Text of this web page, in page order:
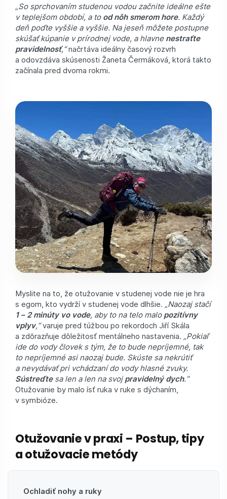
„So sprchovaním studenou vodou začnite ideálne ešte
v teplejšom období, a to od nôh smerom hore. Každý
deň poďte vyššie a vyššie. Na jeseň môžete postupne
skúšať kúpanie v prírodnej vode, a hlavne nestraťte
pravidelnosť,“načrtáva ideálny časový rozvrh
a odovzdáva skúsenosti Žaneta Čermáková, ktorá takto
začínala pred dvoma rokmi.
Myslite na to, že otužovanie v studenej vode nie je hra
s egom, kto vydrží v studenej vode dlhšie. „Naozaj stačí
1 – 2 minúty vo vode, aby to na telo malo pozitívny
vplyv,“varuje pred túžbou po rekordoch Jiří Skála
a zdôrazňuje dôležitosť mentálneho nastavenia. „Pokiaľ
ide do vody človek s tým, že to bude nepríjemné, tak
to nepríjemné asi naozaj bude. Skúste sa nekrútiť
a nevydávať pri vchádzaní do vody hlasné zvuky.
Sústreďtesa len a len na svojpravidelný dych.“
Otužovanie by malo ísť ruka v ruke s dýchaním,
v symbióze.
Otužovanie v praxi – Postup, tipy
a otužovacie metódy
Ochladiť nohy a ruky